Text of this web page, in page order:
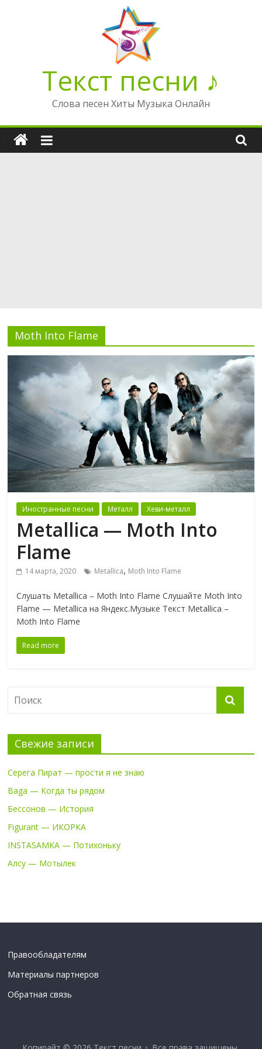
Текст песни ♪
Слова песен Хиты Музыка Онлайн
Moth Into Flame
Иностранные песни Металл Хеви-металл
Metallica — Moth Into
Flame
14 марта, 2020 Metallica, Moth Into Flame
Слушать Metallica – Moth Into Flame Слушайте Moth Into
Flame — Metallica на Яндекс.Музыке Текст Metallica –
Moth Into Flame
Read more
Свежие записи
Серега Пират — прости я не знаю
Baga — Когда ты рядом
Бессонов — История
Figurant — ИКОРКА
INSTASAMKA — Потихоньку
Алсу — Мотылек
Правообладателям
Материалы партнеров
Обратная связь